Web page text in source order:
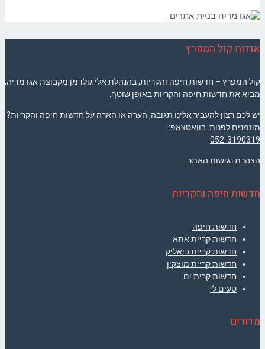
אודות קול המפרץ
קול המפרץ – חדשות חיפה והקריות, בהנהלת אלי גולדמן מקבוצת אגו מדיה,
מביא את חדשות חיפה והקריות באופן שוטף.
יש לכם רצון להעביר אלינו תגובה, הערה או הארה על חדשות חיפה והקריות?
מוזמנים לפנות בוואטצאפ:
052-3190319
הצהרת נגישות האתר
חדשות חיפה והקריות
חדשות חיפה
חדשות קריית אתא
חדשות קריית ביאליק
חדשות קריית מוצקין
חדשות קרית ים
טעים לי
מדורים